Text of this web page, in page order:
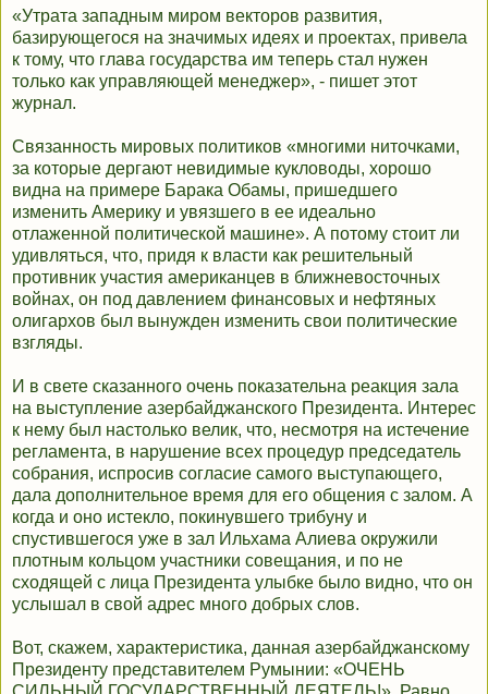
«Утрата западным миром векторов развития,
базирующегося на значимых идеях и проектах, привела
к тому, что глава государства им теперь стал нужен
только как управляющей менеджер», - пишет этот
журнал.
Связанность мировых политиков «многими ниточками,
за которые дергают невидимые кукловоды, хорошо
видна на примере Барака Обамы, пришедшего
изменить Америку и увязшего в ее идеально
отлаженной политической машине». А потому стоит ли
удивляться, что, придя к власти как решительный
противник участия американцев в ближневосточных
войнах, он под давлением финансовых и нефтяных
олигархов был вынужден изменить свои политические
взгляды.
И в свете сказанного очень показательна реакция зала
на выступление азербайджанского Президента. Интерес
к нему был настолько велик, что, несмотря на истечение
регламента, в нарушение всех процедур председатель
собрания, испросив согласие самого выступающего,
дала дополнительное время для его общения с залом. А
когда и оно истекло, покинувшего трибуну и
спустившегося уже в зал Ильхама Алиева окружили
плотным кольцом участники совещания, и по не
сходящей с лица Президента улыбке было видно, что он
услышал в свой адрес много добрых слов.
Вот, скажем, характеристика, данная азербайджанскому
Президенту представителем Румынии: «ОЧЕНЬ